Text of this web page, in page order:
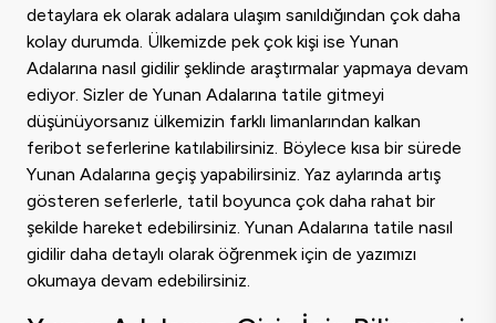
detaylara ek olarak adalara ulaşım sanıldığından çok daha
kolay durumda. Ülkemizde pek çok kişi ise Yunan
Adalarına nasıl gidilir şeklinde araştırmalar yapmaya devam
ediyor. Sizler de Yunan Adalarına tatile gitmeyi
düşünüyorsanız ülkemizin farklı limanlarından kalkan
feribot seferlerine katılabilirsiniz. Böylece kısa bir sürede
Yunan Adalarına geçiş yapabilirsiniz. Yaz aylarında artış
gösteren seferlerle, tatil boyunca çok daha rahat bir
şekilde hareket edebilirsiniz. Yunan Adalarına tatile nasıl
gidilir daha detaylı olarak öğrenmek için de yazımızı
okumaya devam edebilirsiniz.